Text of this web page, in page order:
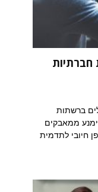
חברתיות
ברשתות
ממאבקים
חיובי לתדמית